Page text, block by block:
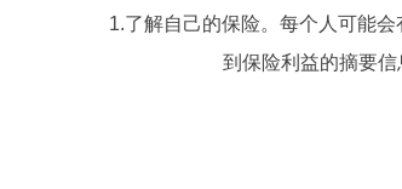
1.了解自己的保险。每个人可能
到保险利益的摘要